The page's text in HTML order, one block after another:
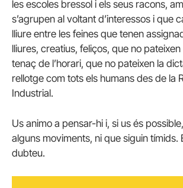
les escoles bressol i els seus racons,
s’agrupen al voltant d’interessos i que
lliure entre les feines que tenen
lliures, creatius, feliços, que no pateixen
tenaç de l’horari, que no pateixen la
rellotge com tots els humans des de la
Industrial.
Us animo a pensar-hi i, si us és
alguns moviments, ni que siguin tímids.
dubteu.